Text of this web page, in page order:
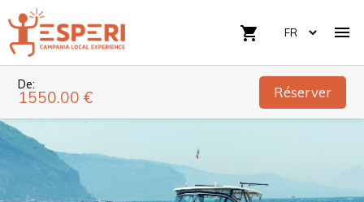

shopping_cart
De:
1550.00 € Réserver